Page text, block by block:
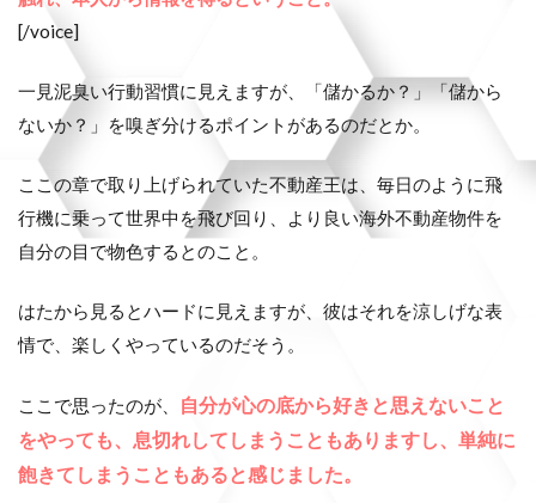
[/voice]
一見泥臭い行動習慣に見えますが、「儲かるか？」「儲から
ないか？」を嗅ぎ分けるポイントがあるのだとか。
ここの章で取り上げられていた不動産王は、毎日のように飛
行機に乗って世界中を飛び回り、より良い海外不動産物件を
自分の目で物色するとのこと。
はたから見るとハードに見えますが、彼はそれを涼しげな表
情で、楽しくやっているのだそう。
ここで思ったのが、
自分が心の底から好きと思えないこと
をやっても、息切れしてしまうこともありますし、単純に
飽きてしまうこともあると感じました。